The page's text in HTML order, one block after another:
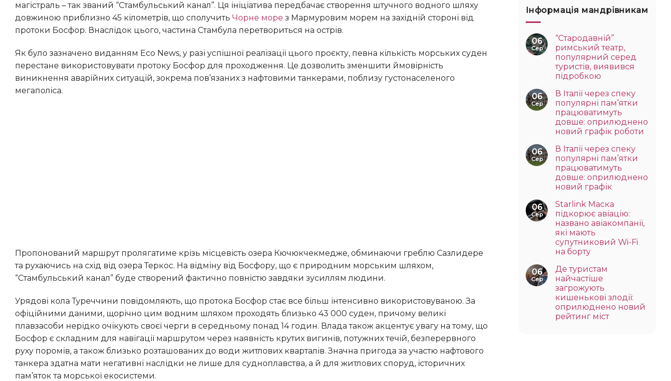
магістраль – так званий “Стамбульський канал”. Ця ініціатива передбачає створення штучного водного шляху
довжиною приблизно 45 кілометрів, що сполучить Чорне море з Мармуровим морем на західній стороні від
протоки Босфор. Внаслідок цього, частина Стамбула перетвориться на острів.
Як було зазначено виданням Eco News, у разі успішної реалізації цього проєкту, певна кількість морських суден
перестане використовувати протоку Босфор для проходження. Це дозволить зменшити ймовірність
виникнення аварійних ситуацій, зокрема пов’язаних з нафтовими танкерами, поблизу густонаселеного
мегаполіса.
Пропонований маршрут пролягатиме крізь місцевість озера Кючюкчекмедже, обминаючи греблю Сазлидере
та рухаючись на схід від озера Теркос. На відміну від Босфору, що є природним морським шляхом,
“Стамбульський канал” буде створений фактично повністю завдяки зусиллям людини.
Урядові кола Туреччини повідомляють, що протока Босфор стає все більш інтенсивно використовуваною. За
офіційними даними, щорічно цим водним шляхом проходять близько 43 000 суден, причому великі
плавзасоби нерідко очікують своєї черги в середньому понад 14 годин. Влада також акцентує увагу на тому, що
Босфор є складним для навігації маршрутом через наявність крутих вигинів, потужних течій, безперервного
руху поромів, а також близько розташованих до води житлових кварталів. Значна пригода за участю нафтового
танкера здатна мати негативні наслідки не лише для судноплавства, а й для житлових споруд, історичних
пам’яток та морської екосистеми.
Інформація мандрівникам
06
Сер
“Стародавній”
римський театр,
популярний серед
туристів, виявився
підробкою
06
Сер
В Італії через спеку
популярні пам’ятки
працюватимуть
довше: оприлюднено
новий графік роботи
06
Сер
В Італії через спеку
популярні пам’ятки
працюватимуть
довше: оприлюднено
новий графік
06
Сер
Starlink Маска
підкорює авіацію:
названо авіакомпанії,
які мають
супутниковий Wi-Fi
на борту
06
Сер
Де туристам
найчастіше
загрожують
кишенькові злодії:
оприлюднено новий
рейтинг міст